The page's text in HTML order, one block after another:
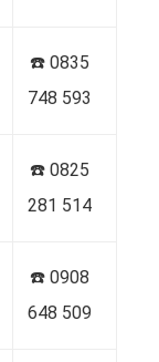
☎️ 0835
748 593
☎️ 0825
281 514
☎️ 0908
648 509